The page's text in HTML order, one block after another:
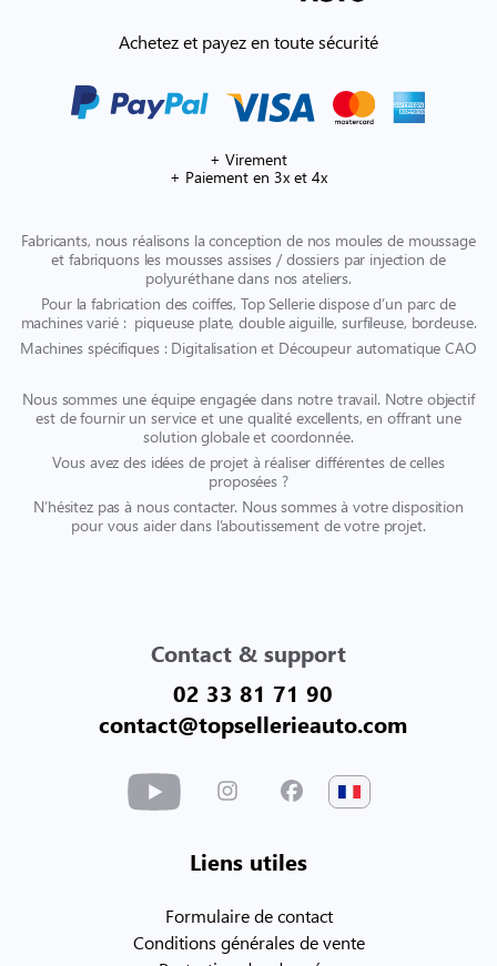
Achetez et payez en toute sécurité
+ Virement
+ Paiement en 3x et 4x
Fabricants, nous réalisons la conception de nos moules de moussage
et fabriquons les mousses assises / dossiers par injection de
polyuréthane dans nos ateliers.
Pour la fabrication des coiffes, Top Sellerie dispose d’un parc de
machines varié : piqueuse plate, double aiguille, surfileuse, bordeuse.
Machines spécifiques : Digitalisation et Découpeur automatique CAO
Nous sommes une équipe engagée dans notre travail. Notre objectif
est de fournir un service et une qualité excellents, en offrant une
solution globale et coordonnée.
Vous avez des idées de projet à réaliser différentes de celles
proposées ?
N’hésitez pas à nous contacter. Nous sommes à votre disposition
pour vous aider dans l’aboutissement de votre projet.
Contact & support
02 33 81 71 90
contact@topsellerieauto.com
Liens utiles
Formulaire de contact
Conditions générales de vente